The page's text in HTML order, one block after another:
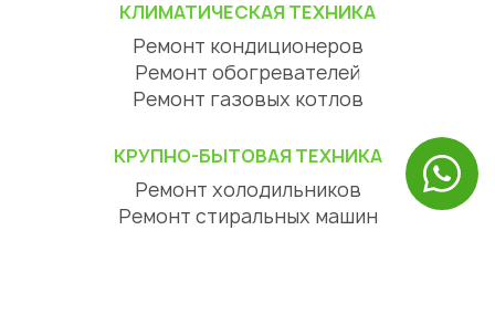
КЛИМАТИЧЕСКАЯ ТЕХНИКА
Ремонт кондиционеров
Ремонт обогревателей
Ремонт газовых котлов
КРУПНО-БЫТОВАЯ ТЕХНИКА
Ремонт холодильников
Ремонт стиральных машин